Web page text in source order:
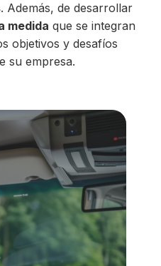
. Además, de desarrollar
medida que se integran
objetivos y desafíos
su empresa.